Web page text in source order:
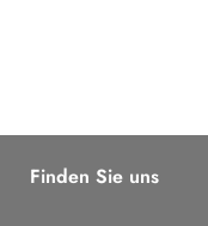
Finden Sie uns